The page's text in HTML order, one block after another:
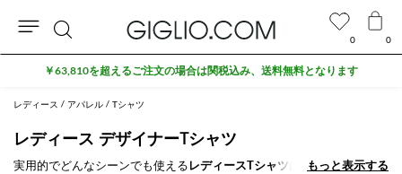
レディース アパレル Tシャツ
レディース デザイナーTシャツ
実用的でどんなシーンでも使えるレディースTシャツ は、あなたのワー
もっと表示する
もっと表示する
0 0
検
索
セール商品がさらに10%オフ